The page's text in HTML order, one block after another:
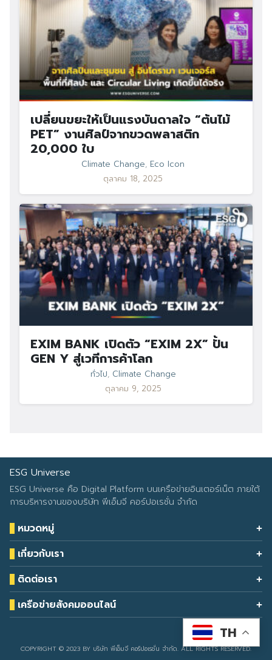
เปลี่ยนขยะให้เป็นแรงบันดาลใจ “ต้นไม้
PET” งานศิลป์จากขวดพลาสติก
20,000 ใบ
Climate Change, Eco Icon
ตุลาคม 18, 2025
EXIM BANK เปิดตัว “EXIM 2X” ปั้น
GEN Y สู่เวทีการค้าโลก
ทั่วไป, Climate Change
ตุลาคม 9, 2025
ESG Universe
ESG Universe คือ Digital Platform บนเครือข่ายอินเตอร์เน็ต ภายใต้
การบริหารงานของบริษัท พีเอ็มจี คอร์ปอเรชั่น จำกัด
หมวดหมู่
Health & Wellness
Eco Icon
ESG Data
Climate Change
ESG Report
เกี่ยวกับเรา
Our Services
About Us
Contact Us
ติดต่อเรา
โทรศัพท์: 090-549-2524
เครือข่ายสังคมออนไลน์
COPYRIGHT © 2023 BY บริษัท พีเอ็มจี คอร์ปอเรชั่น จำกัด. ALL RIGHTS RESERVED.
TH
Developed bysarunyacrop